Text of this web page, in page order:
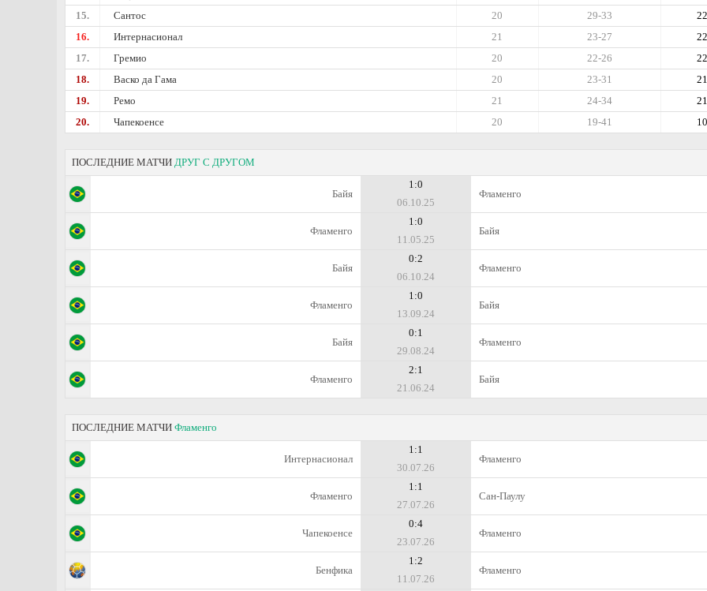
15.
Сантос 22
29-33
20
16.
Интернасионал 22
23-27
21
17.
Гремио 22
22-26
20
18.
Васко да Гама 21
23-31
20
19.
Ремо 21
24-34
21
20.
Чапекоенсе 10
19-41
20
ПОСЛЕДНИЕ МАТЧИ ДРУГ С ДРУГОМ
Байя
1:0
06.10.25
Фламенго
Фламенго
1:0
11.05.25
Байя
Байя
0:2
06.10.24
Фламенго
Фламенго
1:0
13.09.24
Байя
Байя
0:1
29.08.24
Фламенго
Фламенго
2:1
21.06.24
Байя
ПОСЛЕДНИЕ МАТЧИ Фламенго
Интернасионал
1:1
30.07.26
Фламенго
Фламенго
1:1
27.07.26
Сан-Паулу
Чапекоенсе
0:4
23.07.26
Фламенго
Бенфика
1:2
11.07.26
Фламенго